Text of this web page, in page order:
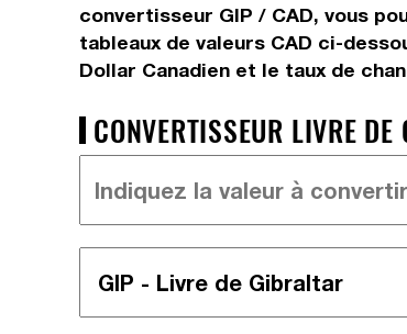
convertisseur GIP / CAD, vous
tableaux de valeurs CAD ci-
Dollar Canadien et le taux de
CONVERTISSEUR LIVRE